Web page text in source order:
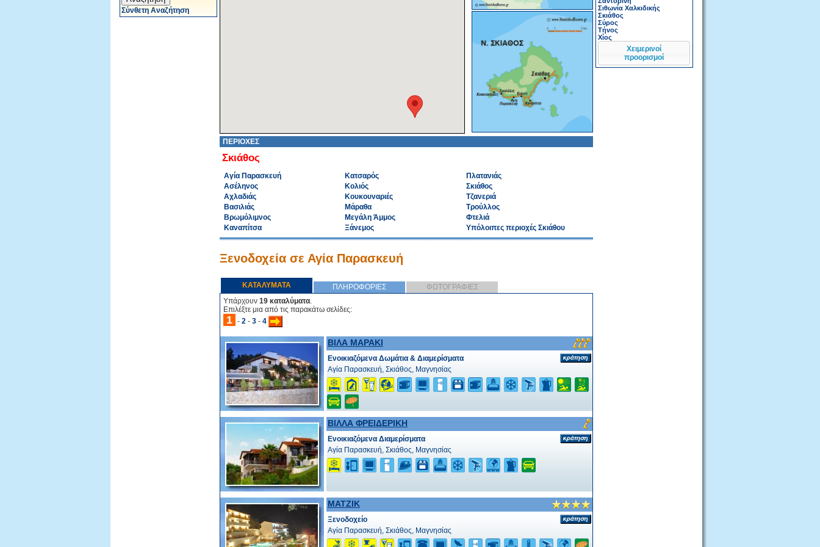
Σύνθετη Αναζήτηση
ΠΕΡΙΟΧΕΣ
Σκιάθος
Αγία Παρασκευή
Ασέληνος
Αχλαδιάς
Βασιλιάς
Βρωμόλιμνος
Καναπίτσα
Κατσαρός
Κολιός
Κουκουναριές
Μάραθα
Μεγάλη Άμμος
Ξάνεμος
Πλατανιάς
Σκιάθος
Τζανεριά
Τρούλλος
Φτελιά
Υπόλοιπες περιοχές Σκιάθου
Ξενοδοχεία σε Αγία Παρασκευή
ΚΑΤΑΛΥΜΑΤΑ ΠΛΗΡΟΦΟΡΙΕΣ
ΦΩΤΟΓΡΑΦΙΕΣ
Υπάρχουν 19 καταλύματα.
Επιλέξτε μια από τις παρακάτω σελίδες:
1 - 2 - 3 - 4
ΒΙΛΑ ΜΑΡΑΚΙ
Ενοικιαζόμενα Δωμάτια & Διαμερίσματα
Αγία Παρασκευή, Σκιάθος, Μαγνησίας
ΒΙΛΛΑ ΦΡΕΙΔΕΡΙΚΗ
Ενοικιαζόμενα Διαμερίσματα
Αγία Παρασκευή, Σκιάθος, Μαγνησίας
ΜΑΤΖΙΚ
Ξενοδοχείο
Αγία Παρασκευή, Σκιάθος, Μαγνησίας
Σιθωνία Χαλκιδικής
Σκιάθος
Σύρος
Τήνος
Χίος
Χειμερινοί
προορισμοί